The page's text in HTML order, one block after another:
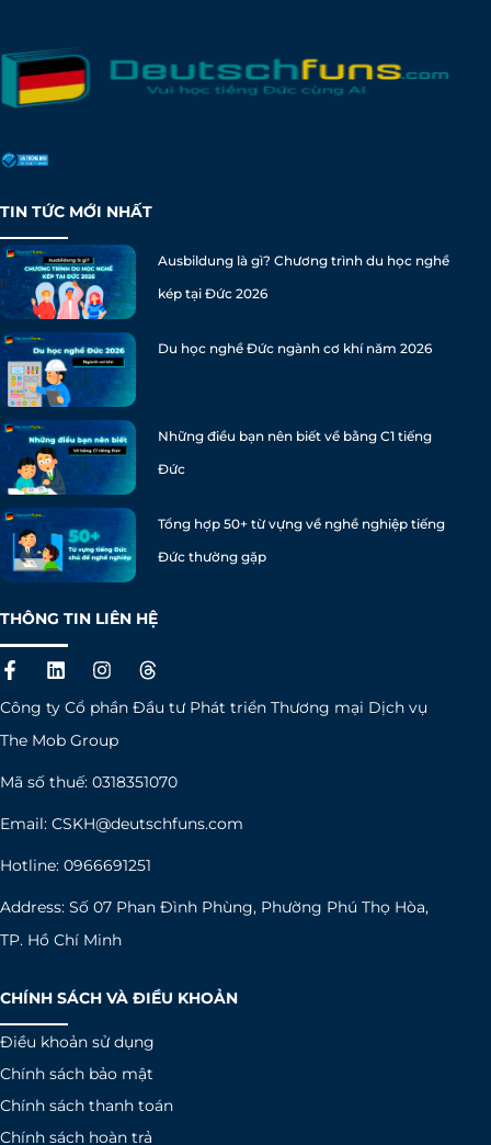
TIN TỨC MỚI NHẤT
Ausbildung là gì? Chương trình du học nghề
kép tại Đức 2026
Du học nghề Đức ngành cơ khí năm 2026
Những điều bạn nên biết về bằng C1 tiếng
Đức
Tổng hợp 50+ từ vựng về nghề nghiệp tiếng
Đức thường gặp
THÔNG TIN LIÊN HỆ
F
a
c
e
b
o
-
L
i
n
k
e
i
I
n
s
t
a
r
m
T
h
r
e
s
Công ty Cổ phần Đầu tư Phát triển Thương mại Dịch vụ
The Mob Group
Mã số thuế: 0318351070
Email: CSKH@deutschfuns.com
Hotline: 0966691251
Address: Số 07 Phan Đình Phùng, Phường Phú Thọ Hòa,
TP. Hồ Chí Minh
CHÍNH SÁCH VÀ ĐIỀU KHOẢN
Điều khoản sử dụng
Chính sách bảo mật
Chính sách thanh toán
Chính sách hoàn trả